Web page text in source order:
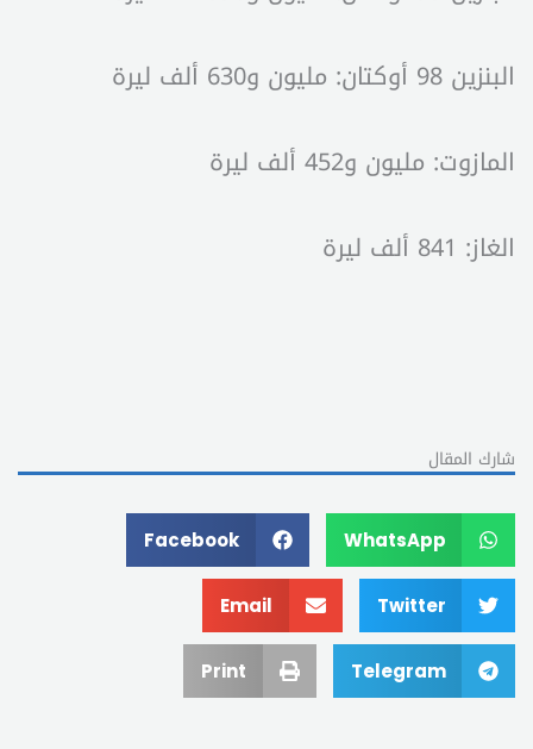
البنزين 98 أوكتان: مليون و630 ألف ليرة
المازوت: مليون و452 ألف ليرة
الغاز: 841 ألف ليرة
شارك المقال
WhatsApp
Facebook
Twitter
Email
Telegram
Print